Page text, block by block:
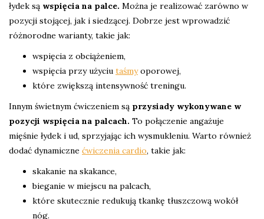
łydek są wspięcia na palce. Można je realizować zarówno w
pozycji stojącej, jak i siedzącej. Dobrze jest wprowadzić
różnorodne warianty, takie jak:
wspięcia z obciążeniem,
wspięcia przy użyciu taśmyoporowej,
które zwiększą intensywność treningu.
Innym świetnym ćwiczeniem są przysiady wykonywane w
pozycji wspięcia na palcach. To połączenie angażuje
mięśnie łydek i ud, sprzyjając ich wysmukleniu. Warto również
dodać dynamiczne ćwiczenia cardio, takie jak:
skakanie na skakance,
bieganie w miejscu na palcach,
które skutecznie redukują tkankę tłuszczową wokół
nóg.